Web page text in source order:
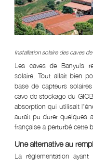
Installation solaire des caves
Les caves de Banyuls
solaire. Tout allait bien
base de capteurs
cave de stockage du GICB
absorption qui utilisait
aurait pu durer quelques
française a perturbé cette
Une alternative au
La réglementation